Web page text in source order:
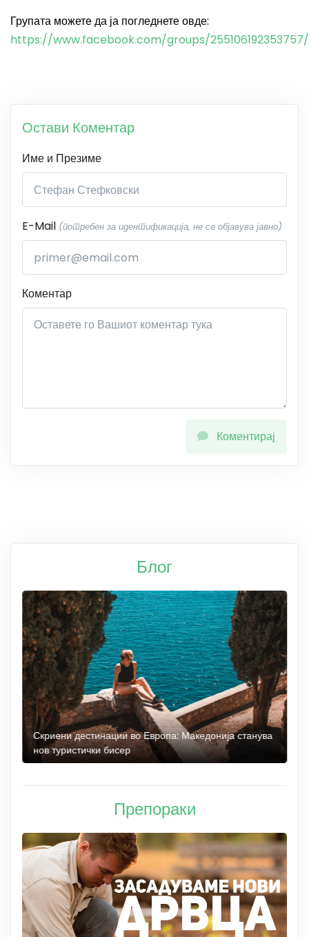
Групата можете да ја погледнете овде:
https://www.facebook.com/groups/255106192353757/
Остави Коментар
Име и Презиме
E-Mail (потребен за идентификација, не се објавува јавно)
Коментар
Коментирај
Блог
Скриени дестинации во Европа: Македонија станува
нов туристички бисер
Препораки